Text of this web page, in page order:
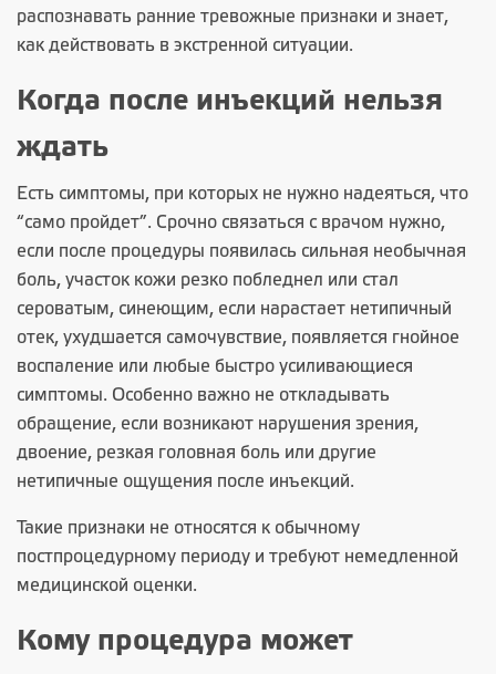
распознавать ранние тревожные признаки и знает,
как действовать в экстренной ситуации.
Когда после инъекций нельзя
ждать
Есть симптомы, при которых не нужно надеяться, что
“само пройдет”. Срочно связаться с врачом нужно,
если после процедуры появилась сильная необычная
боль, участок кожи резко побледнел или стал
сероватым, синеющим, если нарастает нетипичный
отек, ухудшается самочувствие, появляется гнойное
воспаление или любые быстро усиливающиеся
симптомы. Особенно важно не откладывать
обращение, если возникают нарушения зрения,
двоение, резкая головная боль или другие
нетипичные ощущения после инъекций.
Такие признаки не относятся к обычному
постпроцедурному периоду и требуют немедленной
медицинской оценки.
Кому процедура может